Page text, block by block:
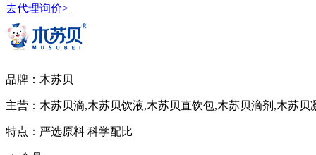
去代理询价>
品牌： 木苏贝
主营： 木苏贝滴,木苏贝饮液,木苏贝直饮包,木苏贝滴剂,木苏
特点： 严选原料 科学配比